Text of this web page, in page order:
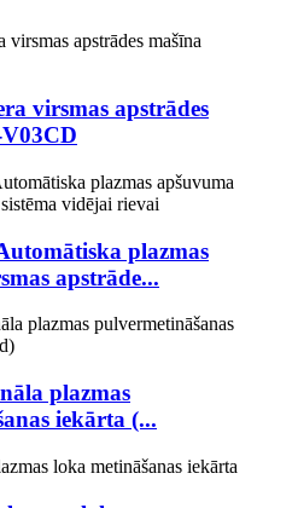
virsmas apstrādes
plazmas
apstrāde...
plazmas
iekārta (...